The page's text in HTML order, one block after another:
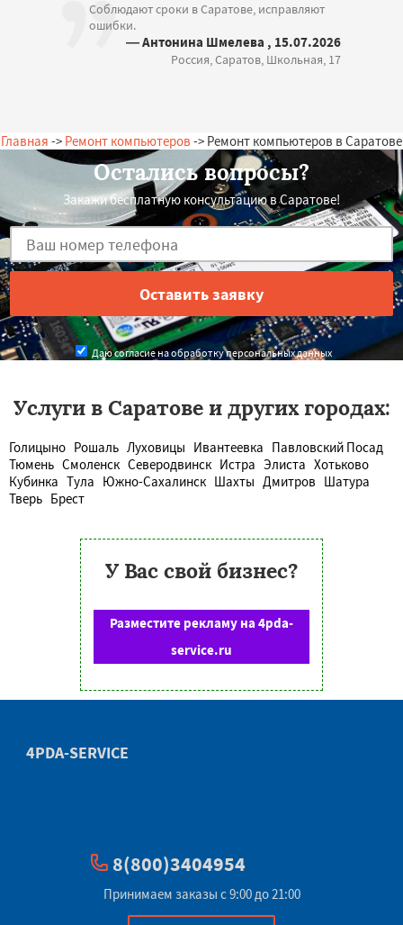
Соблюдают сроки в Саратове, исправляют
ошибки.
— Антонина Шмелева , 15.07.2026
Россия, Саратов, Школьная, 17
Главная -> Ремонт компьютеров -> Ремонт компьютеров в Саратове
Остались вопросы?
Закажи бесплатную консультацию в Саратове!
Даю согласие на обработку персональных данных
Услуги в Саратове и других городах:
Голицыно Рошаль Луховицы Ивантеевка Павловский Посад
Тюмень Смоленск Северодвинск Истра Элиста Хотьково
Кубинка Тула Южно-Сахалинск Шахты Дмитров Шатура
Тверь Брест
У Вас свой бизнес?
Разместите рекламу на 4pda-
service.ru
4PDA-SERVICE
8(800)3404954
Принимаем заказы с 9:00 до 21:00